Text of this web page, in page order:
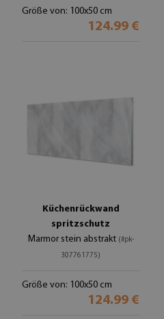
Größe von: 100x50 cm
124.99 €
Küchenrückwand
spritzschutz
Marmor stein abstrakt (#pk-
307761775)
Größe von: 100x50 cm
124.99 €